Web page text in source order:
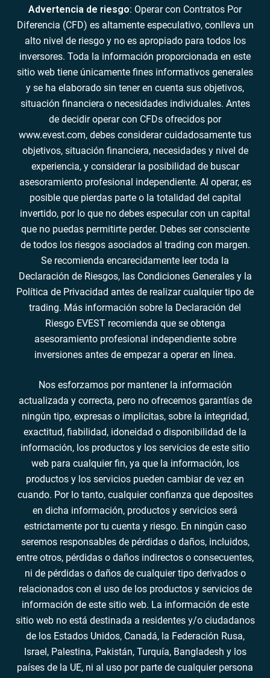
Advertencia de riesgo: Operar con Contratos Por
Diferencia (CFD) es altamente especulativo, conlleva un
alto nivel de riesgo y no es apropiado para todos los
inversores. Toda la información proporcionada en este
sitio web tiene únicamente fines informativos generales
y se ha elaborado sin tener en cuenta sus objetivos,
situación financiera o necesidades individuales. Antes
de decidir operar con CFDs ofrecidos por
www.evest.com, debes considerar cuidadosamente tus
objetivos, situación financiera, necesidades y nivel de
experiencia, y considerar la posibilidad de buscar
asesoramiento profesional independiente. Al operar, es
posible que pierdas parte o la totalidad del capital
invertido, por lo que no debes especular con un capital
que no puedas permitirte perder. Debes ser consciente
de todos los riesgos asociados al trading con margen.
Se recomienda encarecidamente leer toda la
Declaración de Riesgos, las Condiciones Generales y la
Política de Privacidad antes de realizar cualquier tipo de
trading. Más información sobre la Declaración del
Riesgo EVEST recomienda que se obtenga
asesoramiento profesional independiente sobre
inversiones antes de empezar a operar en línea.
Nos esforzamos por mantener la información
actualizada y correcta, pero no ofrecemos garantías de
ningún tipo, expresas o implícitas, sobre la integridad,
exactitud, fiabilidad, idoneidad o disponibilidad de la
información, los productos y los servicios de este sitio
web para cualquier fin, ya que la información, los
productos y los servicios pueden cambiar de vez en
cuando. Por lo tanto, cualquier confianza que deposites
en dicha información, productos y servicios será
estrictamente por tu cuenta y riesgo. En ningún caso
seremos responsables de pérdidas o daños, incluidos,
entre otros, pérdidas o daños indirectos o consecuentes,
ni de pérdidas o daños de cualquier tipo derivados o
relacionados con el uso de los productos y servicios de
información de este sitio web. La información de este
sitio web no está destinada a residentes y/o ciudadanos
de los Estados Unidos, Canadá, la Federación Rusa,
Israel, Palestina, Pakistán, Turquía, Bangladesh y los
países de la UE, ni al uso por parte de cualquier persona